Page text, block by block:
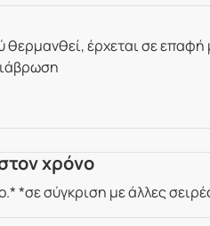
θερμανθεί, έρχεται σε
χρόνο
*σε σύγκριση με άλλες